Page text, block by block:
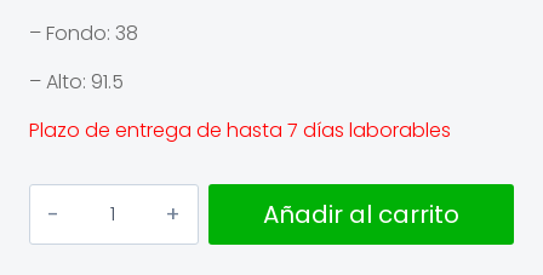
– Fondo: 38
– Alto: 91.5
Plazo de entrega de hasta 7 días laborables
Añadir al carrito